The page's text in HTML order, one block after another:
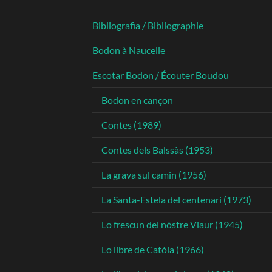
Bibliografia / Bibliographie
Bodon à Naucelle
Escotar Bodon / Écouter Boudou
Bodon en cançon
Contes (1989)
Contes dels Balssàs (1953)
La grava sul camin (1956)
La Santa-Estela del centenari (1973)
Lo frescun del nòstre Viaur (1945)
Lo libre de Catòia (1966)